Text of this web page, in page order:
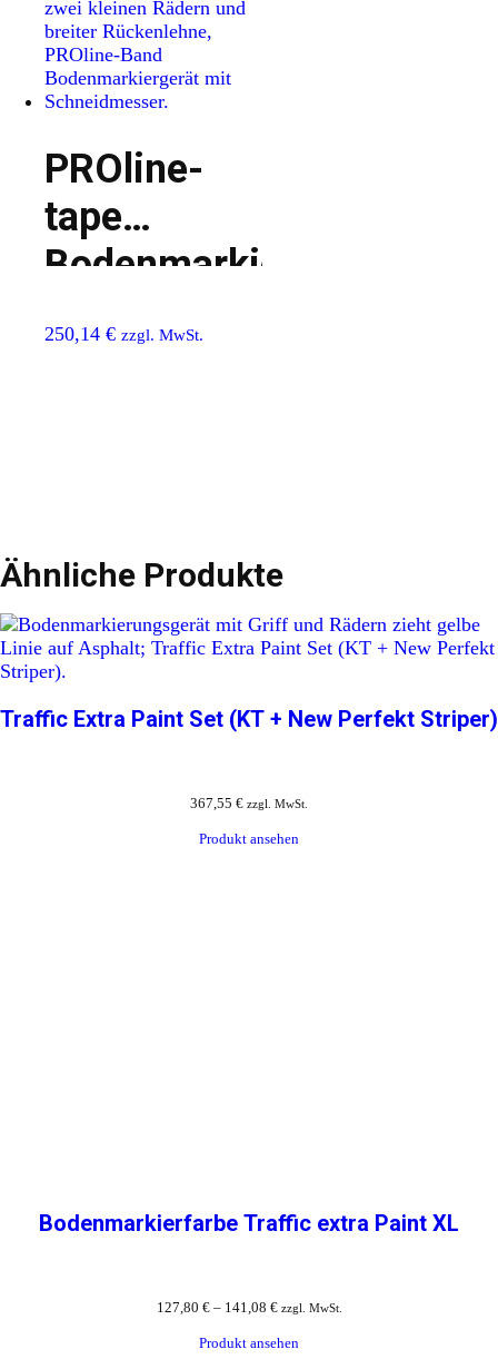
PROline-
tape
Bodenmarkiergerät
250,14 € zzgl. MwSt.
Ähnliche Produkte
Traffic Extra Paint Set (KT + New Perfekt Striper)
367,55 € zzgl. MwSt.
Produkt ansehen
Bodenmarkierfarbe Traffic extra Paint XL
127,80 €– 141,08 € zzgl. MwSt.
Produkt ansehen